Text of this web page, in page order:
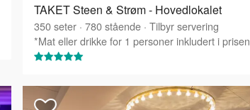
TAKET Steen & Strøm - Hovedlokalet
350seter · 780stående · Tilbyr servering
*Mat eller drikke for 1 personer inkludert i prisen